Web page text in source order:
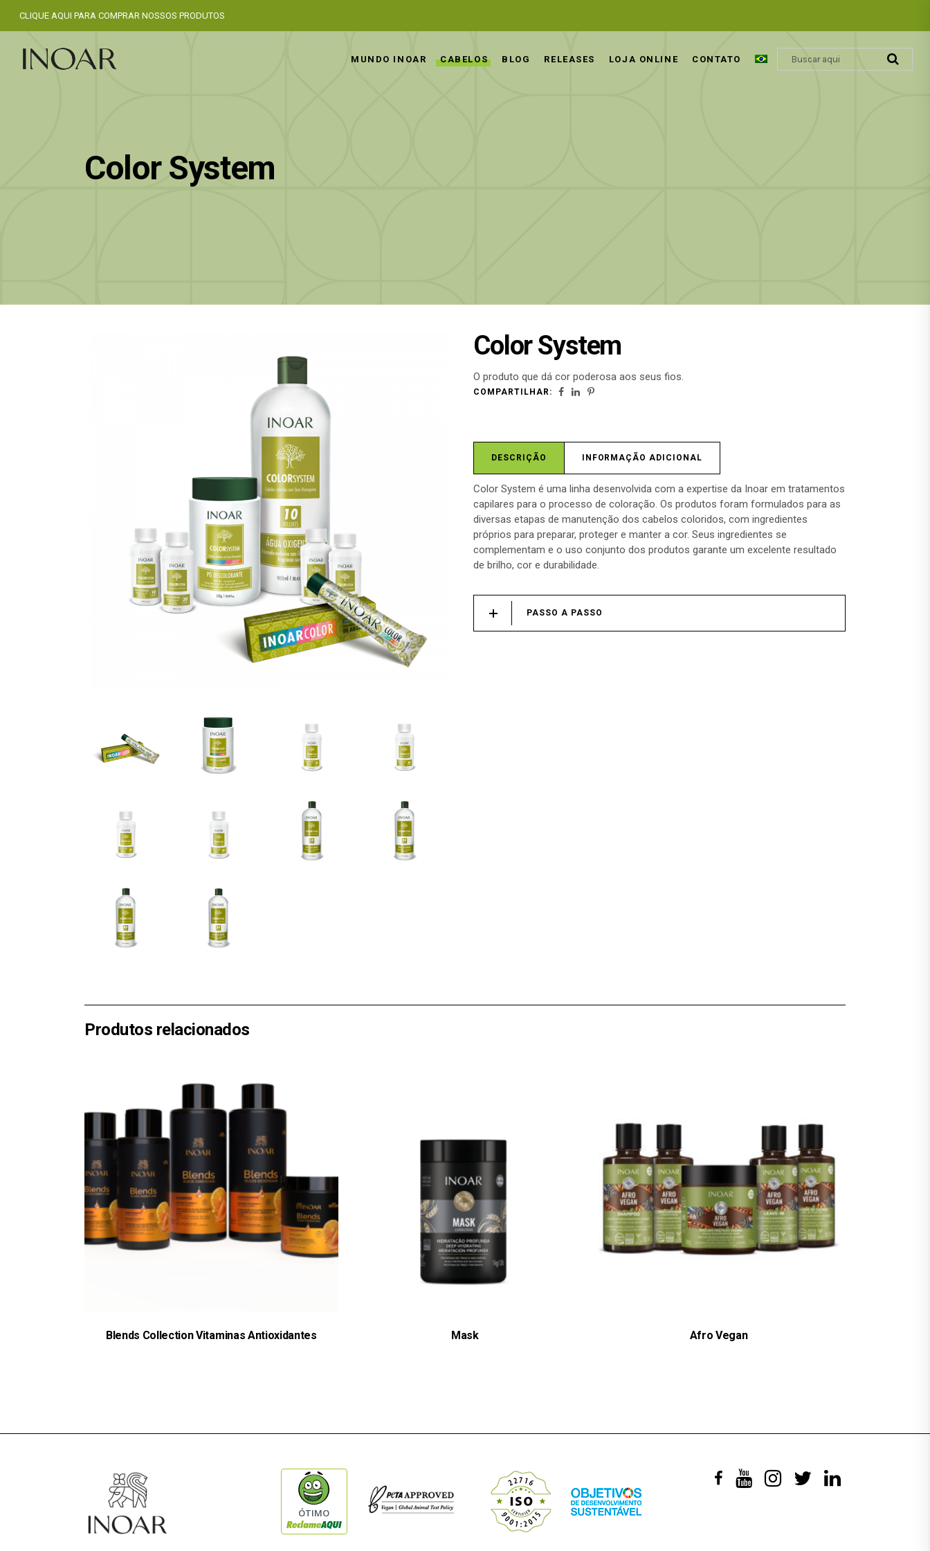
CLIQUE AQUI PARA COMPRAR NOSSOS PRODUTOS
MUNDO INOAR CABELOS BLOG RELEASES LOJA ONLINE CONTATO
Color System
Color System
O produto que dá cor poderosa aos seus fios.
COMPARTILHAR:
DESCRIÇÃO INFORMAÇÃO ADICIONAL
Color System é uma linha desenvolvida com a expertise da Inoar em tratamentos
capilares para o processo de coloração. Os produtos foram formulados para as
diversas etapas de manutenção dos cabelos coloridos, com ingredientes
próprios para preparar, proteger e manter a cor. Seus ingredientes se
complementam e o uso conjunto dos produtos garante um excelente resultado
de brilho, cor e durabilidade.
PASSO A PASSO
Produtos relacionados
Blends Collection Vitaminas Antioxidantes Mask Afro Vegan
ÓTIMO